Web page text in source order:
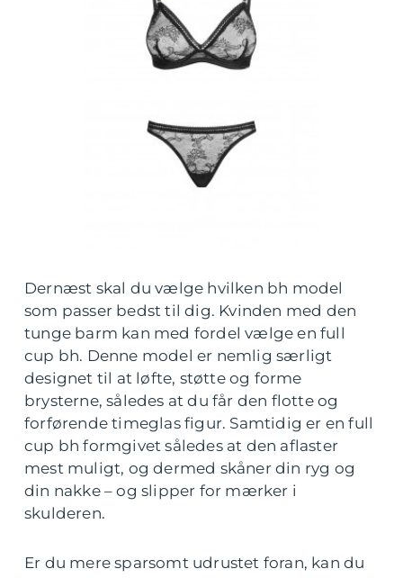
Dernæst skal du vælge hvilken bh model
som passer bedst til dig. Kvinden med den
tunge barm kan med fordel vælge en full
cup bh. Denne model er nemlig særligt
designet til at løfte, støtte og forme
brysterne, således at du får den flotte og
forførende timeglas figur. Samtidig er en full
cup bh formgivet således at den aflaster
mest muligt, og dermed skåner din ryg og
din nakke – og slipper for mærker i
skulderen.
Er du mere sparsomt udrustet foran, kan du